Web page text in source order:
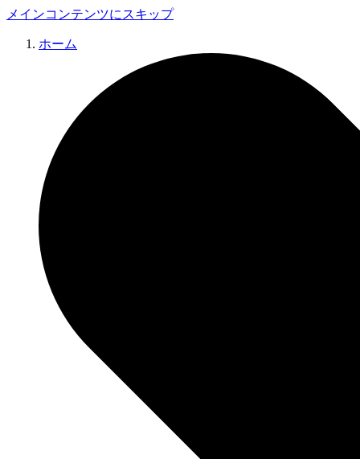
メインコンテンツにスキップ
ホーム